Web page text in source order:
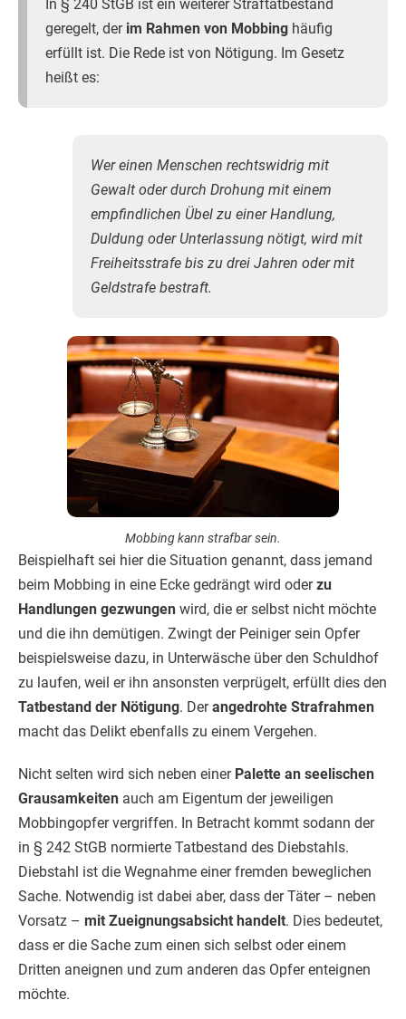
In § 240 StGB ist ein weiterer Straftatbestand
geregelt, der im Rahmen von Mobbing häufig
erfüllt ist. Die Rede ist von Nötigung. Im Gesetz
heißt es:
Wer einen Menschen rechtswidrig mit
Gewalt oder durch Drohung mit einem
empfindlichen Übel zu einer Handlung,
Duldung oder Unterlassung nötigt, wird mit
Freiheitsstrafe bis zu drei Jahren oder mit
Geldstrafe bestraft.
Mobbing kann strafbar sein.
Beispielhaft sei hier die Situation genannt, dass jemand
beim Mobbing in eine Ecke gedrängt wird oderzu
Handlungen gezwungen wird, die er selbst nicht möchte
und die ihn demütigen. Zwingt der Peiniger sein Opfer
beispielsweise dazu, in Unterwäsche über den Schuldhof
zu laufen, weil er ihn ansonsten verprügelt, erfüllt dies den
Tatbestand der Nötigung. Derangedrohte Strafrahmen
macht das Delikt ebenfalls zu einem Vergehen.
Nicht selten wird sich neben einer Palette an seelischen
Grausamkeiten auch am Eigentum der jeweiligen
Mobbingopfer vergriffen. In Betracht kommt sodann der
in § 242 StGB normierte Tatbestand des Diebstahls.
Diebstahl ist die Wegnahme einer fremden beweglichen
Sache. Notwendig ist dabei aber, dass der Täter – neben
Vorsatz – mit Zueignungsabsicht handelt. Dies bedeutet,
dass er die Sache zum einen sich selbst oder einem
Dritten aneignen und zum anderen das Opfer enteignen
möchte.